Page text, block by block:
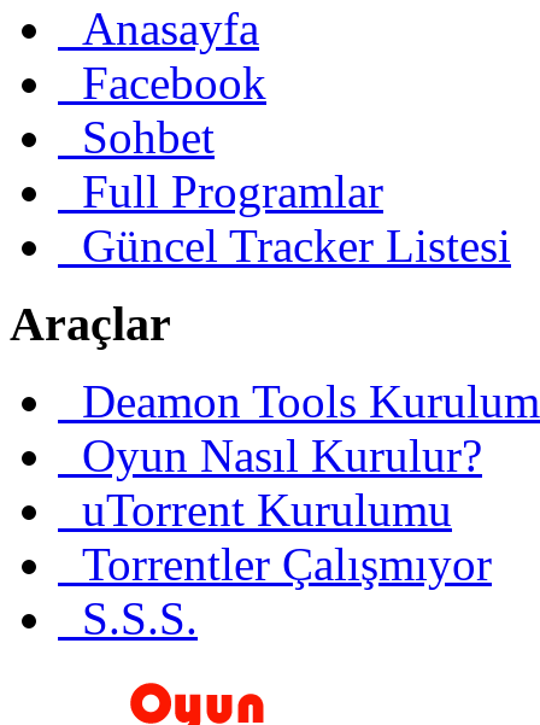
Anasayfa
Facebook
Sohbet
Full Programlar
Güncel Tracker Listesi
Araçlar
Deamon Tools
Oyun Nasıl Kurulur?
uTorrent Kurulumu
Torrentler Çalışmıyor
S.S.S.